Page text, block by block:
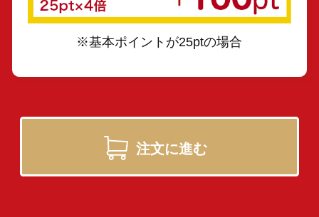
※基本ポイントが25ptの場合
注文に進む